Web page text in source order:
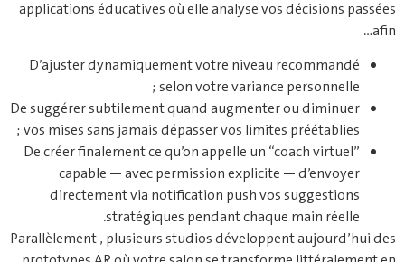
applications éducatives où elle analyse vos décisions passées
afin…
D’ajuster dynamiquement votre niveau recommandé
selon votre variance personnelle ;
De suggérer subtilement quand augmenter ou diminuer
vos mises sans jamais dépasser vos limites préétablies ;
De créer finalement ce qu’on appelle un “coach virtuel”
capable — avec permission explicite — d’envoyer
directement via notification push vos suggestions
stratégiques pendant chaque main réelle.​
Parallèlement , plusieurs studios développent aujourd’hui des